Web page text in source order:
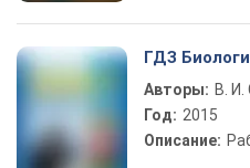
ГДЗ
Авторы: В. И.
Год: 2015
Описание: